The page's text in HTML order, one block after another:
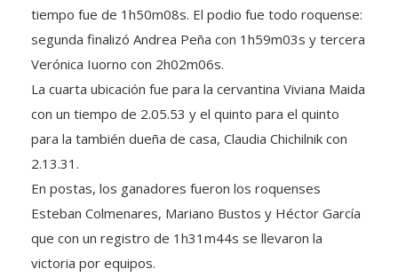
tiempo fue de 1h50m08s. El podio fue todo roquense:
segunda finalizó Andrea Peña con 1h59m03s y tercera
Verónica Iuorno con 2h02m06s.
La cuarta ubicación fue para la cervantina Viviana Maida
con un tiempo de 2.05.53 y el quinto para el quinto
para la también dueña de casa, Claudia Chichilnik con
2.13.31.
En postas, los ganadores fueron los roquenses
Esteban Colmenares, Mariano Bustos y Héctor García
que con un registro de 1h31m44s se llevaron la
victoria por equipos.